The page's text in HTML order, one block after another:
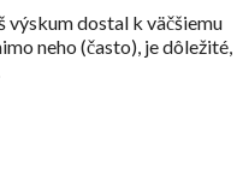
výskum dostal k väčšiemu
neho (často), je dôležité,